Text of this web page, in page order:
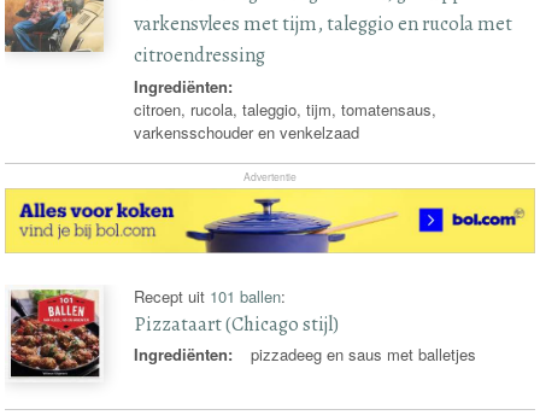
varkensvlees met tijm, taleggio en rucola met
citroendressing
Ingrediënten:
citroen, rucola, taleggio, tijm, tomatensaus,
varkensschouder en venkelzaad
Advertentie
Recept uit 101 ballen:
Pizzataart (Chicago stijl)
Ingrediënten: pizzadeeg en saus met balletjes